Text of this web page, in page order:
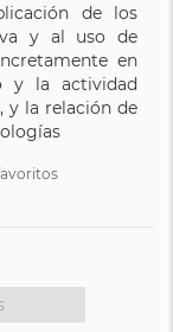
de los
y al uso de
en
y la actividad
y la relación de